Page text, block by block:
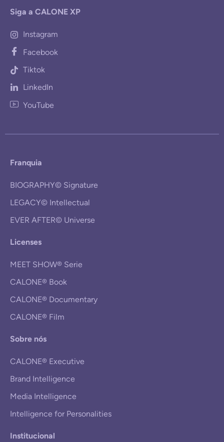
Siga a CALONE XP
Instagram
Facebook
Tiktok
LinkedIn
YouTube
Franquia
BIOGRAPHY© Signature
LEGACY© Intellectual
EVER AFTER© Universe
Licenses
MEET SHOW® Serie
CALONE® Book
CALONE® Documentary
CALONE® Film
Sobre nós
CALONE® Executive
Brand Intelligence
Media Intelligence
Intelligence for Personalities
Institucional